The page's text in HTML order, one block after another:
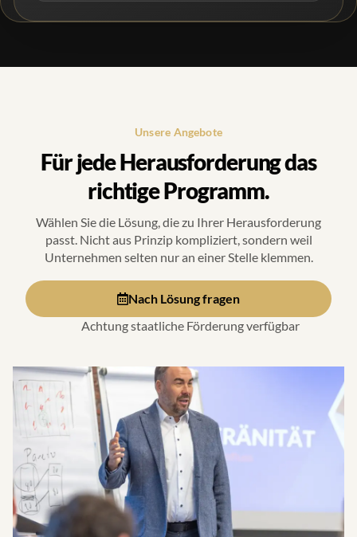
Unsere Angebote
Für jede Herausforderung das
richtige Programm.
Wählen Sie die Lösung, die zu Ihrer Herausforderung
passt. Nicht aus Prinzip kompliziert, sondern weil
Unternehmen selten nur an einer Stelle klemmen.
Nach Lösung fragen
Achtung staatliche Förderung verfügbar